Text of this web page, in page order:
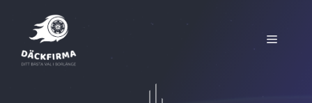
innehåll
Meny